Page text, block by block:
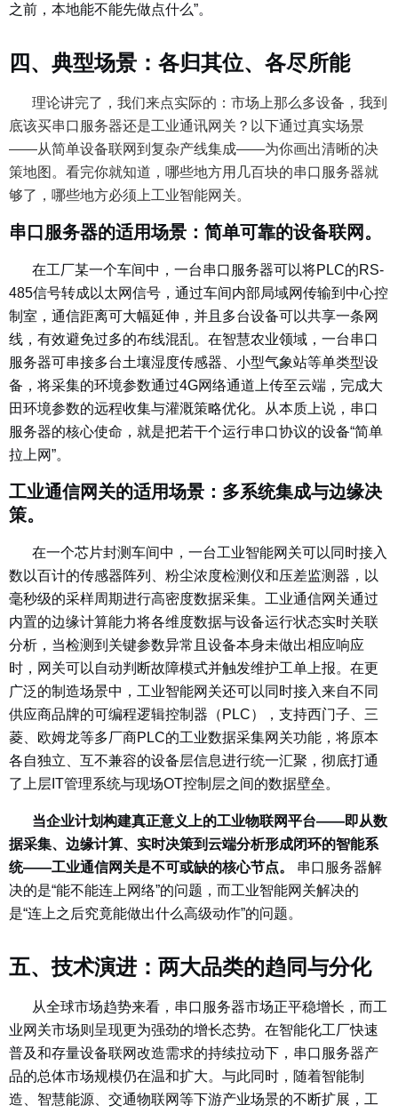
之前，本地能不能先做点什么”。
四、典型场景：各归其位、各尽所能
理论讲完了，我们来点实际的：市场上那么多设备，我到
底该买串口服务器还是工业通讯网关？以下通过真实场景
——从简单设备联网到复杂产线集成——为你画出清晰的决
策地图。看完你就知道，哪些地方用几百块的串口服务器就
够了，哪些地方必须上工业智能网关。
串口服务器的适用场景：简单可靠的设备联网。
在工厂某一个车间中，一台串口服务器可以将PLC的RS-
485信号转成以太网信号，通过车间内部局域网传输到中心控
制室，通信距离可大幅延伸，并且多台设备可以共享一条网
线，有效避免过多的布线混乱。在智慧农业领域，一台串口
服务器可串接多台土壤湿度传感器、小型气象站等单类型设
备，将采集的环境参数通过4G网络通道上传至云端，完成大
田环境参数的远程收集与灌溉策略优化。从本质上说，串口
服务器的核心使命，就是把若干个运行串口协议的设备“简单
拉上网”。
工业通信网关的适用场景：多系统集成与边缘决
策。
在一个芯片封测车间中，一台工业智能网关可以同时接入
数以百计的传感器阵列、粉尘浓度检测仪和压差监测器，以
毫秒级的采样周期进行高密度数据采集。工业通信网关通过
内置的边缘计算能力将各维度数据与设备运行状态实时关联
分析，当检测到关键参数异常且设备本身未做出相应响应
时，网关可以自动判断故障模式并触发维护工单上报。在更
广泛的制造场景中，工业智能网关还可以同时接入来自不同
供应商品牌的可编程逻辑控制器（PLC），支持西门子、三
菱、欧姆龙等多厂商PLC的工业数据采集网关功能，将原本
各自独立、互不兼容的设备层信息进行统一汇聚，彻底打通
了上层IT管理系统与现场OT控制层之间的数据壁垒。
当企业计划构建真正意义上的工业物联网平台——即从数
据采集、边缘计算、实时决策到云端分析形成闭环的智能系
统——工业通信网关是不可或缺的核心节点。
串口服务器解
决的是“能不能连上网络”的问题，而工业智能网关解决的
是“连上之后究竟能做出什么高级动作”的问题。
五、技术演进：两大品类的趋同与分化
从全球市场趋势来看，串口服务器市场正平稳增长，而工
业网关市场则呈现更为强劲的增长态势。在智能化工厂快速
普及和存量设备联网改造需求的持续拉动下，串口服务器产
品的总体市场规模仍在温和扩大。与此同时，随着智能制
造、智慧能源、交通物联网等下游产业场景的不断扩展，工